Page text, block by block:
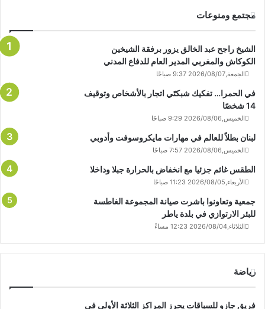
مجتمع ومنوعات
الشيخ راجح عبد الخالق يزور برفقة الشيخين
الكوكاش والمغربي المدير العام للدفاع المدني
الجمعة,2026/08/07 9:37 صباحًا
في الحمرا… تفكيك شبكتَي اتجار بالأشخاص وتوقيف
14 شخصًا
الخميس,2026/08/06 9:29 صباحًا
لبنان بطلاً للعالم في مهارات مايكروسوفت وأدوبي
الخميس,2026/08/06 7:57 صباحًا
الطقس غائم جزئيا مع انخفاض بالحرارة جبلا وداخلا
الأربعاء,2026/08/05 11:23 صباحًا
جمعية وتعاونوا باشرت صيانة المجموعة الغاطسة
للبئر الارتوازي في بلدة ياطر
الثلاثاء,2026/08/04 12:23 مساءً
رياضة
فريق جازو للسباقات يحرز المراكز الثلاثة الأولى في